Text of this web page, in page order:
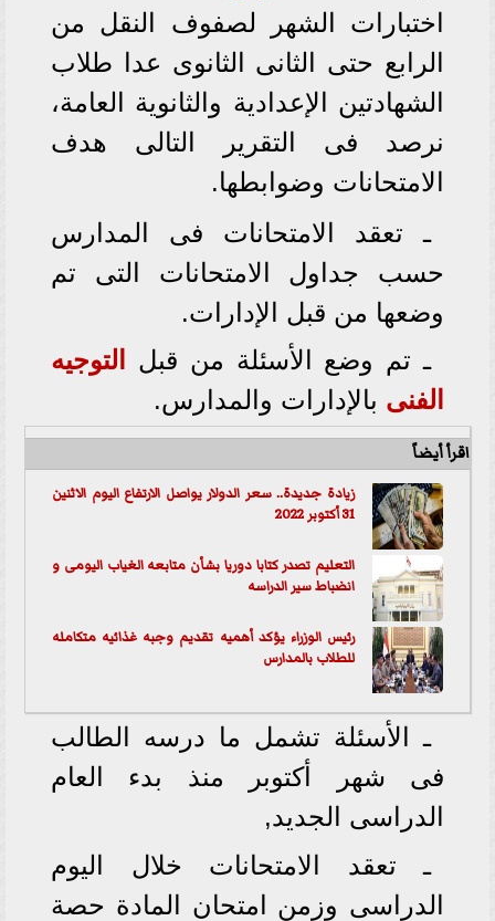
اختبارات الشهر لصفوف النقل من
الرابع حتى الثانى الثانوى عدا طلاب
الشهادتين الإعدادية والثانوية العامة،
نرصد فى التقرير التالى هدف
الامتحانات وضوابطها.
ـ تعقد الامتحانات فى المدارس
حسب جداول الامتحانات التى تم
وضعها من قبل الإدارات.
ـ تم وضع الأسئلة من قبل
التوجيه
الفنى بالإدارات والمدارس.
اقرأ أيضاً
زيادة جديدة.. سعر الدولار يواصل الارتفاع اليوم الاثنين
31 أكتوبر 2022
التعليم تصدر كتابا دوريا بشأن متابعه الغياب اليومى و
انضباط سير الدراسه
رئيس الوزراء يؤكد أهميه تقديم وجبه غذائيه متكامله
للطلاب بالمدارس
ـ الأسئلة تشمل ما درسه الطالب
فى شهر أكتوبر منذ بدء العام
الدراسى الجديد,
ـ تعقد الامتحانات خلال اليوم
الدراسى وزمن امتحان المادة حصة